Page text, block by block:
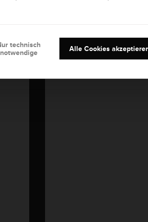
Alle Cookies
technisch
notwendige